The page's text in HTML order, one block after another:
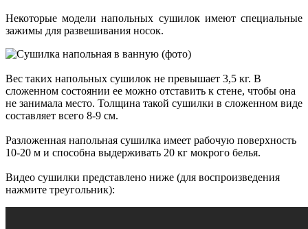
Некоторые модели напольных сушилок имеют специальные
зажимы для развешивания носок.
Вес таких напольных сушилок не превышает 3,5 кг. В
сложенном состоянии ее можно отставить к стене, чтобы она
не занимала место. Толщина такой сушилки в сложенном виде
составляет всего 8-9 см.
Разложенная напольная сушилка имеет рабочую поверхность
10-20 м и способна выдерживать 20 кг мокрого белья.
Видео сушилки представлено ниже (для воспроизведения
нажмите треугольник):